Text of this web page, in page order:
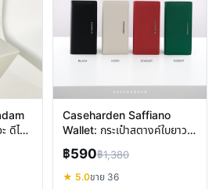
ดีไซน์
Caseharden Saffiano
Wallet: กระเป๋าสตางค์ใบยาว
บางเบา จุเยอะ ทนทาน
฿590฿1,380
★ 5.0ขาย 36